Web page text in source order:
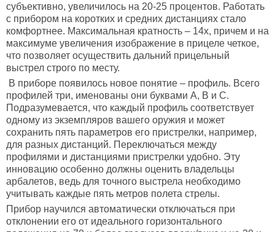
субъективно, увеличилось на 20-25 процентов. Работать
с прибором на коротких и средних дистанциях стало
комфортнее. Максимальная кратность – 14х, причем и на
максимуме увеличения изображение в прицеле четкое,
что позволяет осуществить дальний прицельный
выстрел строго по месту.
В приборе появилось новое понятие – профиль. Всего
профилей три, именованы они буквами А, B и С.
Подразумевается, что каждый профиль соответствует
одному из экземпляров вашего оружия и может
сохранить пять параметров его пристрелки, например,
для разных дистанций. Переключаться между
профилями и дистанциями пристрелки удобно. Эту
инновацию особенно должны оценить владельцы
арбалетов, ведь для точного выстрела необходимо
учитывать каждые пять метров полета стрелы.
Прибор научился автоматически отключаться при
отклонении его от идеального горизонтального